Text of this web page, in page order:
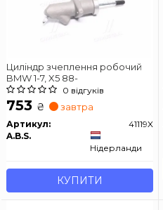
Циліндр зчеплення робочий
BMW 1-7, X5 88-
0 відгуків
753 ₴ завтра
Артикул:
41119X
A.B.S.
Нідерланди
КУПИТИ